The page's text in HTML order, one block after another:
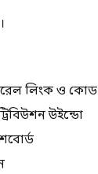
লিংক ও কোড
উইন্ডো